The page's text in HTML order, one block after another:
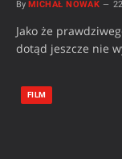
By MICHAŁ NOWAK
Jako że
dotąd jeszcze nie
FILM